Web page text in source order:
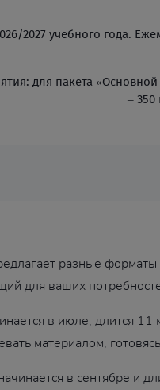
2027 учебного года.
для пакета
– 350
разные
для ваших
в июле, длится 11
материалом,
в сентябре и